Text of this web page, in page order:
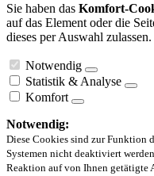
Sie haben das Komfort-
auf das Element oder die
dieses per Auswahl zulassen.
Notwendig
Statistik & Analyse
Komfort
Notwendig:
Diese Cookies sind zur Funktion
Systemen nicht deaktiviert
Reaktion auf von Ihnen getätigte